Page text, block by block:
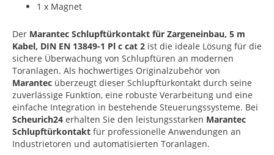
1 x Magnet
Der Marantec Schlupftürkontakt für Zargeneinbau, 5 m
Kabel, DIN EN 13849-1 Pl c cat 2 ist die ideale Lösung für die
sichere Überwachung von Schlupftüren an modernen
Toranlagen. Als hochwertiges Originalzubehör von
Marantec überzeugt dieser Schlupftürkontakt durch seine
zuverlässige Funktion, eine robuste Verarbeitung und eine
einfache Integration in bestehende Steuerungssysteme. Bei
Scheurich24 erhalten Sie den leistungsstarken Marantec
Schlupftürkontakt für professionelle Anwendungen an
Industrietoren und automatisierten Toranlagen.